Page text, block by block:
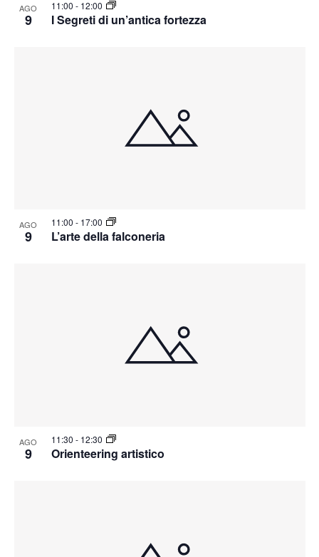
AGO
9 I Segreti di un’antica fortezza
11:00 - 12:00
AGO
9 L’arte della falconeria
11:00 - 17:00
AGO
9 Orienteering artistico
11:30 - 12:30